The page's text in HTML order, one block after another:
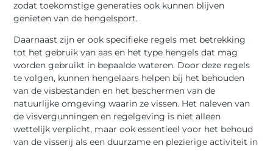
zodat toekomstige generaties ook kunnen blijven
genieten van de hengelsport.
Daarnaast zijn er ook specifieke regels met betrekking
tot het gebruik van aas en het type hengels dat mag
worden gebruikt in bepaalde wateren. Door deze regels
te volgen, kunnen hengelaars helpen bij het behouden
van de visbestanden en het beschermen van de
natuurlijke omgeving waarin ze vissen. Het naleven van
de visvergunningen en regelgeving is niet alleen
wettelijk verplicht, maar ook essentieel voor het behoud
van de visserij als een duurzame en plezierige activiteit in